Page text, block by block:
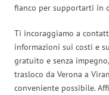
fianco per supportarti in
Ti incoraggiamo a
informazioni sui costi e
gratuito e senza
trasloco da Verona a
conveniente possibile.